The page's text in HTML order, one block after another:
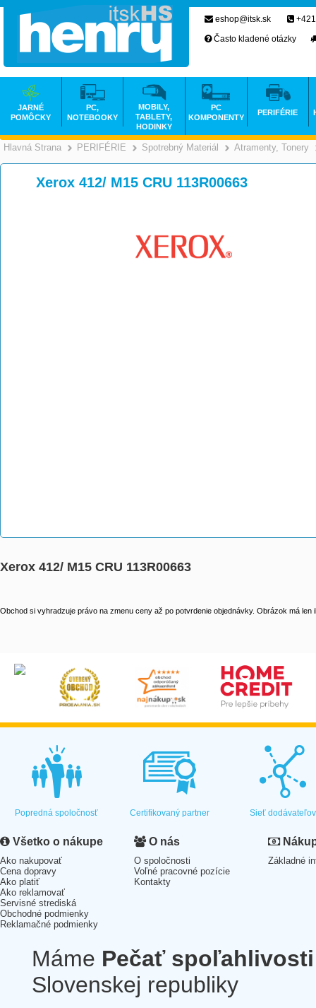
Hlavná Strana >
PERIFÉRIE >
Spotrebný Materiál >
Atramenty, Tonery
Xerox 412/ M15 CRU 113R00663
Xerox 412/ M15 CRU 113R00663
Obchod si vyhradzuje právo na zmenu ceny až po potvrdenie objednávky. Obrázok má len
eshop@itsk.sk
Často kladené otázky
JARNÉ
POMÔCKY
PC,
NOTEBOOKY
MOBILY,
TABLETY,
HODINKY
PC
KOMPONENTY
PERIFÉRIE
Popredná spoločnosť Certifikovaný partner Sieť dodávateľov
Všetko o nákupe
Ako nakupovať
Cena dopravy
Ako platiť
Ako reklamovať
Servisné strediská
Obchodné podmienky
Reklamačné podmienky
O nás
O spoločnosti
Voľné pracovné pozície
Kontakty
Základné
Máme Pečať spoľahlivosti
Slovenskej republiky